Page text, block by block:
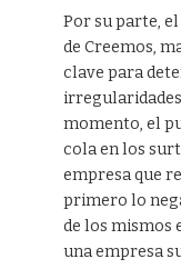
Por su parte,
de Creemos,
clave para
momento, el
cola en los
empresa que
primero lo
de los mismos
una empresa